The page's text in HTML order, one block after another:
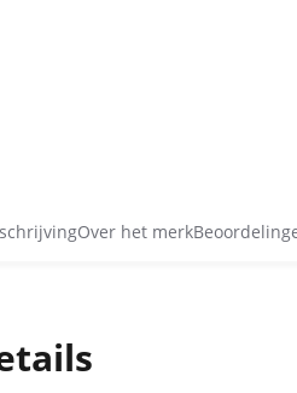
Over het merk